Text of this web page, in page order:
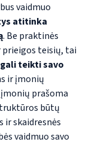
vaidmuo
atitinka
. Be praktinės
teisių, tai
teikti savo
ir įmonių
prašoma
būtų
skaidresnės
vaidmuo savo